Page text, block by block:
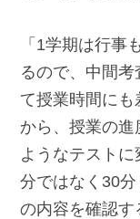
「1学期は行事
るので、中間
て授業時間に
から、授業の
ようなテスト
分ではなく30
の内容を確認す